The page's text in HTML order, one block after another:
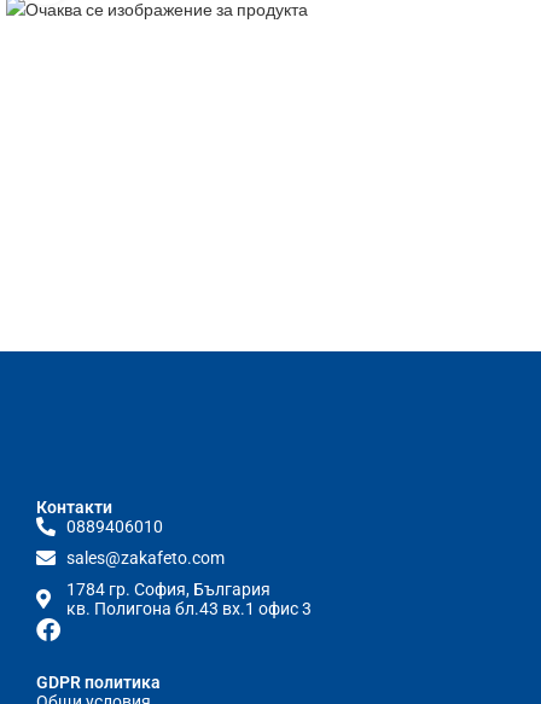
Контакти
0889406010
sales@zakafeto.com
1784 гр. София, България
кв. Полигона бл.43 вх.1 офис 3
GDPR политика